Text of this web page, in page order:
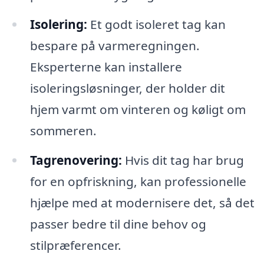
Isolering: Et godt isoleret tag kan
bespare på varmeregningen.
Eksperterne kan installere
isoleringsløsninger, der holder dit
hjem varmt om vinteren og køligt om
sommeren.
Tagrenovering: Hvis dit tag har brug
for en opfriskning, kan professionelle
hjælpe med at modernisere det, så det
passer bedre til dine behov og
stilpræferencer.